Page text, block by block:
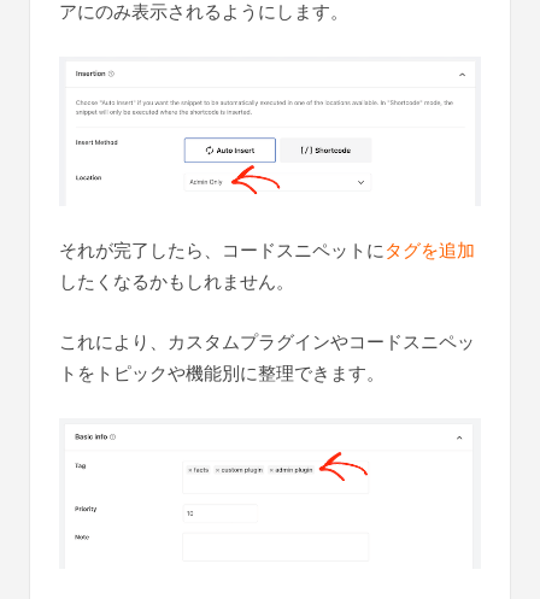
アにのみ表示されるようにします。
それが完了したら、コードスニペットにタグを追加
したくなるかもしれません。
これにより、カスタムプラグインやコードスニペッ
トをトピックや機能別に整理できます。